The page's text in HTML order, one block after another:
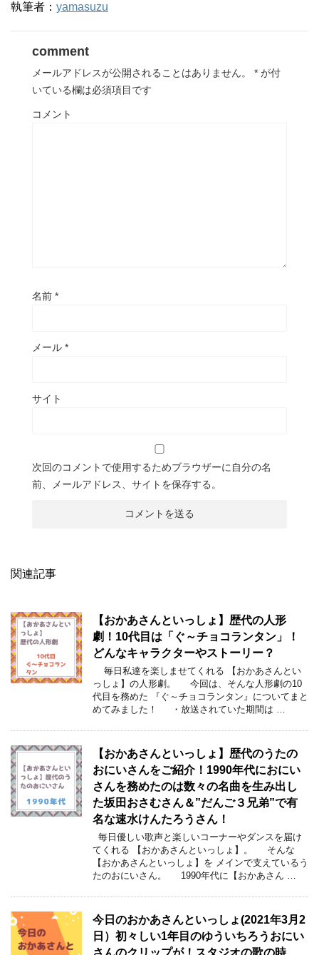
執筆者： yamasuzu
comment
メールアドレスが公開されることはありません。 * が付
いている欄は必須項目です
コメント
名前 *
メール *
サイト
次回のコメントで使用するためブラウザーに自分の名
前、メールアドレス、サイトを保存する。
関連記事
【おかあさんといっしょ】歴代の人形
劇！10代目は「ぐ～チョコランタン」！
どんなキャラクターやストーリー？
毎日私達を楽しませてくれる 【おかあさんとい
っしょ】の人形劇。 今回は、そんな人形劇の10
代目を務めた 『ぐ～チョコランタン』についてまと
めてみました！ ・放送されていた期間は …
【おかあさんといっしょ】歴代のうたの
おにいさんをご紹介！1990年代におにい
さんを務めたのは数々の名曲を生み出し
た坂田おさむさん＆”だんご３兄弟”で有
名な速水けんたろうさん！
毎日優しい歌声と楽しいコーナーやダンスを届け
てくれる 【おかあさんといっしょ】。 そんな
【おかあさんといっしょ】を メインで支えているう
たのおにいさん。 1990年代に【おかあさん …
今日のおかあさんといっしょ(2021年3月2
日）初々しい1年目のゆういちろうおにい
さんのクリップが！スタジオの歌の時